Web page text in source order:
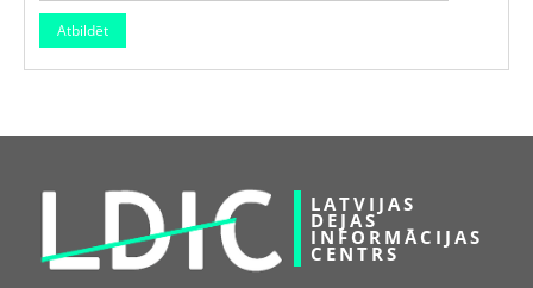
LATVIJAS
DEJAS
INFORMĀCIJAS
CENTRS